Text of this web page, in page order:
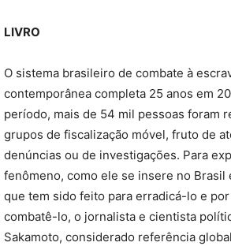
LIVRO
O sistema brasileiro de combate à
contemporânea completa 25 anos em
período, mais de 54 mil pessoas foram
grupos de fiscalização móvel, fruto de
denúncias ou de investigações. Para
fenômeno, como ele se insere no Brasil
que tem sido feito para erradicá-lo e
combatê-lo, o jornalista e cientista
Sakamoto, considerado referência